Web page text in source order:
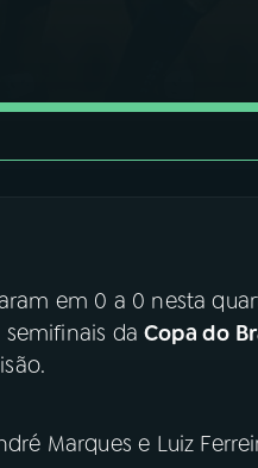
em 0 a 0 nesta
semifinais daCopa do
Marques e Luiz